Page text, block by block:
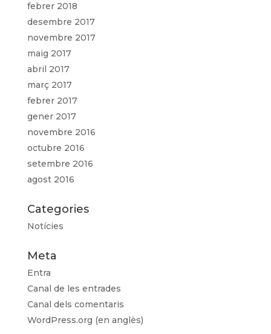
febrer 2018
desembre 2017
novembre 2017
maig 2017
abril 2017
març 2017
febrer 2017
gener 2017
novembre 2016
octubre 2016
setembre 2016
agost 2016
Categories
Notícies
Meta
Entra
Canal de les entrades
Canal dels comentaris
WordPress.org (en anglès)